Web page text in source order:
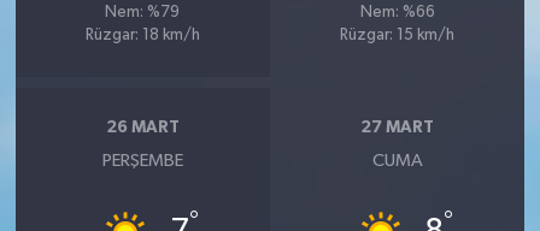
Nem: %79
Rüzgar: 18 km/h
Nem: %66
Rüzgar: 15 km/h
26 MART
PERŞEMBE
°
27 MART
CUMA
°